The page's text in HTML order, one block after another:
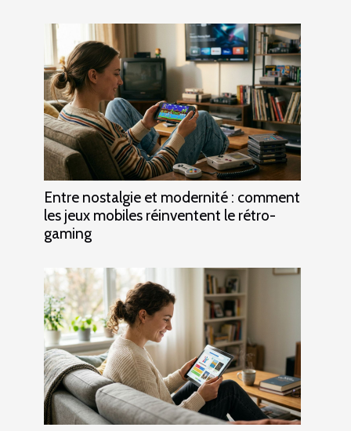
Entre nostalgie et modernité : comment
les jeux mobiles réinventent le rétro-
gaming